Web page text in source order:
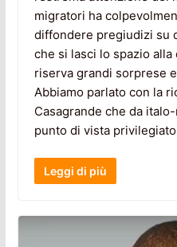
migratori ha
diffondere pregiudizi su
che si lasci lo spazio
riserva grandi sorprese
Abbiamo parlato con la
Casagrande che da
punto di vista
Leggi di più